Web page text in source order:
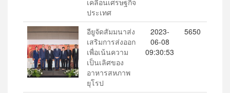
เคลื่อนเศรษฐกิจ
ประเทศ
อียูจัดสัมมนาส่ง
เสริมการส่งออก
เพื่อเน้นความ
เป็นเลิศของ
อาหารสหภาพ
ยุโรป
2023-
06-08
09:30:53
5650